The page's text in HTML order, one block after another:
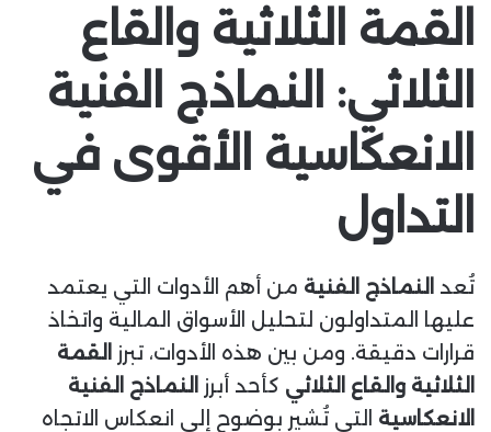
القمة الثلاثية والقاع
الثلاثي: النماذج الفنية
الانعكاسية الأقوى في
التداول
تُعد النماذج الفنية من أهم الأدوات التي يعتمد
عليها المتداولون لتحليل الأسواق المالية واتخاذ
قرارات دقيقة. ومن بين هذه الأدوات، تبرز
القمة
الثلاثية والقاع الثلاثي كأحد أبرز
النماذج الفنية
الانعكاسية التي تُشير بوضوح إلى انعكاس الاتجاه